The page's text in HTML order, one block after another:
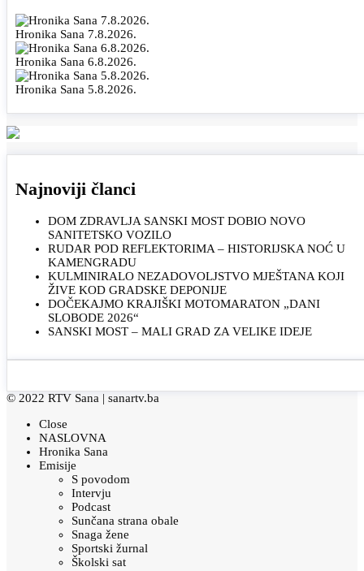
Hronika Sana 7.8.2026.
Hronika Sana 6.8.2026.
Hronika Sana 5.8.2026.
Najnoviji članci
DOM ZDRAVLJA SANSKI MOST DOBIO NOVO
SANITETSKO VOZILO
RUDAR POD REFLEKTORIMA – HISTORIJSKA NOĆ U
KAMENGRADU
KULMINIRALO NEZADOVOLJSTVO MJEŠTANA KOJI
ŽIVE KOD GRADSKE DEPONIJE
DOČEKAJMO KRAJIŠKI MOTOMARATON „DANI
SLOBODE 2026“
SANSKI MOST – MALI GRAD ZA VELIKE IDEJE
© 2022 RTV Sana | sanartv.ba
Close
NASLOVNA
Hronika Sana
Emisije
S povodom
Intervju
Podcast
Sunčana strana obale
Snaga žene
Sportski žurnal
Školski sat